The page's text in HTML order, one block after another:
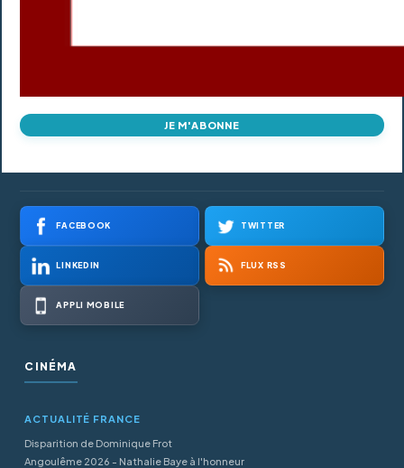
JE M'ABONNE
FACEBOOK TWITTER
LINKEDIN FLUX RSS
APPLI MOBILE
CINÉMA
ACTUALITÉ FRANCE
Disparition de Dominique Frot
Angoulême 2026 - Nathalie Baye à l'honneur